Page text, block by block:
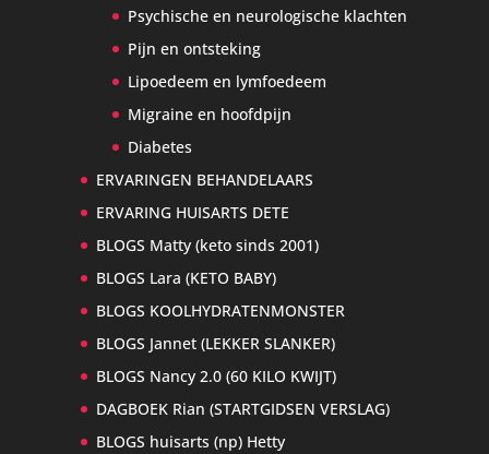
Psychische en neurologische klachten
Pijn en ontsteking
Lipoedeem en lymfoedeem
Migraine en hoofdpijn
Diabetes
ERVARINGEN BEHANDELAARS
ERVARING HUISARTS DETE
BLOGS Matty (keto sinds 2001)
BLOGS Lara (KETO BABY)
BLOGS KOOLHYDRATENMONSTER
BLOGS Jannet (LEKKER SLANKER)
BLOGS Nancy 2.0 (60 KILO KWIJT)
DAGBOEK Rian (STARTGIDSEN VERSLAG)
BLOGS huisarts (np) Hetty